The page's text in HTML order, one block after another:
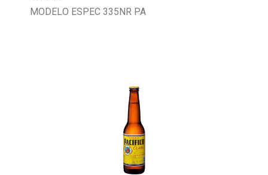
MODELO ESPEC 335NR PA